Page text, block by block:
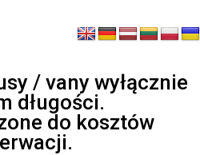
/ vany wyłącznie
długości.
do kosztów